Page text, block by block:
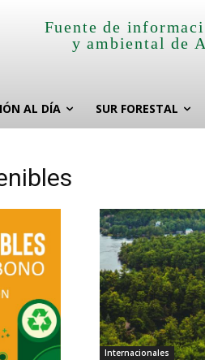
Fuente de
y ambiental de
AL DÍA SUR FORESTAL
Internacionales